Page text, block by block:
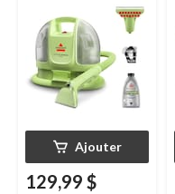
tapis et tissus
d'ameublement
Ajouter
129,99 $